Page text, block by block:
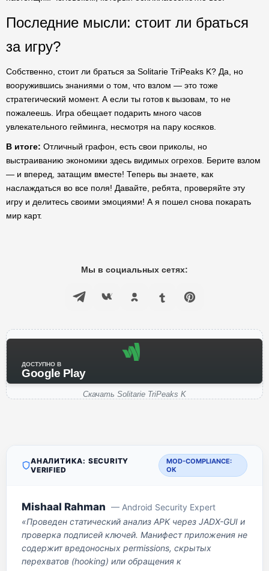
Последние мысли: стоит ли браться
за игру?
Собственно, стоит ли браться за Solitarie TriPeaks K? Да, но
вооружившись знаниями о том, что взлом — это тоже
стратегический момент. А если ты готов к вызовам, то не
пожалеешь. Игра обещает подарить много часов
увлекательного гейминга, несмотря на пару косяков.
В итоге: Отличный графон, есть свои приколы, но
выстраиванию экономики здесь видимых огрехов. Берите взлом
— и вперед, затащим вместе! Теперь вы знаете, как
наслаждаться во все поля! Давайте, ребята, проверяйте эту
игру и делитесь своими эмоциями! А я пошел снова покарать
мир карт.
Мы в социальных сетях:
ДОСТУПНО В
Google Play
Скачать Solitarie TriPeaks K
АНАЛИТИКА: SECURITY
VERIFIED
MOD-COMPLIANCE:
OK
Mishaal Rahman — Android Security Expert
«Проведен статический анализ APK через JADX-GUI и
проверка подписей ключей. Манифест приложения не
содержит вредоносных permissions, скрытых
перехватов (hooking) или обращения к